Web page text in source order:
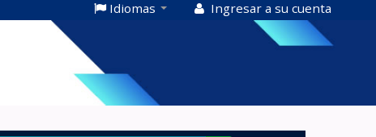
Idiomas Ingresar a su cuenta